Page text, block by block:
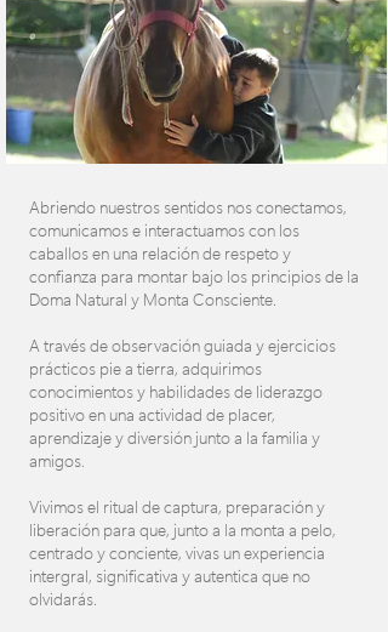
Abriendo nuestros sentidos nos conectamos,
comunicamos e interactuamos con los
caballos en una relación de respeto y
confianza para montar bajo los principios de la
Doma Natural y Monta Consciente.
A través de observación guiada y ejercicios
prácticos pie a tierra, adquirimos
conocimientos y habilidades de liderazgo
positivo en una actividad de placer,
aprendizaje y diversión junto a la familia y
amigos.
Vivimos el ritual de captura, preparación y
liberación para que, junto a la monta a pelo,
centrado y conciente, vivas un experiencia
intergral, significativa y autentica que no
olvidarás.